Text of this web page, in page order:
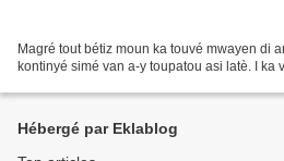
Magré tout bétiz moun ka touvé mwayen di
kontinyé simé van a-y toupatou asi latè. I ka
Hébergé par Eklablog